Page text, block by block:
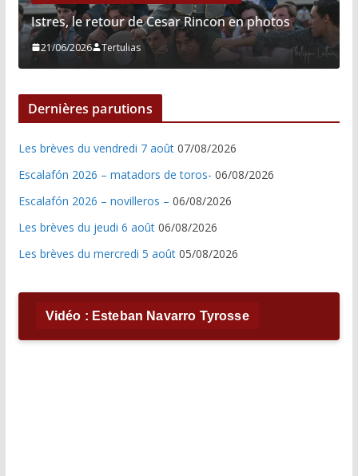
Istres, le retour de Cesar Rincon en photos
21/06/2026 Tertulias
Dernières parutions
Les brèves du vendredi 7 août 07/08/2026
Escalafón 2026 – matadors de toros- 06/08/2026
Escalafón 2026 – novilleros – 06/08/2026
Les brèves du jeudi 6 août 06/08/2026
Les brèves du mercredi 5 août 05/08/2026
Vidéo : Esteban Navarro Tyrosse